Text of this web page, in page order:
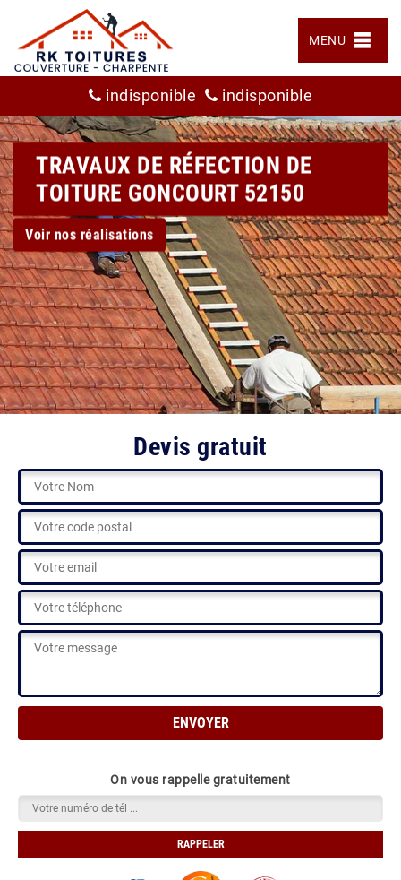
MENU
indisponible indisponible
TRAVAUX DE RÉFECTION DE
TOITURE GONCOURT 52150
Voir nos réalisations
Devis gratuit
On vous rappelle gratuitement